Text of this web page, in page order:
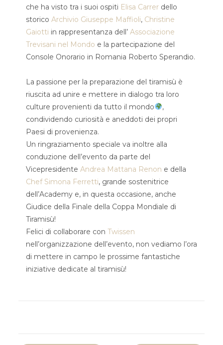
che ha visto tra i suoi ospiti Elisa Carrerdello
storico Archivio Giuseppe Maffioli, Christine
Gaiotti in rappresentanza dell’ Associazione
Trevisani nel Mondo e la partecipazione del
Console Onorario in Romania Roberto Sperandio.
La passione per la preparazione del tiramisù è
riuscita ad unire e mettere in dialogo tra loro
culture provenienti da tutto il mondo
,
condividendo curiosità e aneddoti dei propri
Paesi di provenienza.
Un ringraziamento speciale va inoltre alla
conduzione dell’evento da parte del
Vicepresidente Andrea Mattana Renon e della
Chef Simona Ferretti, grande sostenitrice
dell’Academy e, in questa occasione, anche
Giudice della Finale della Coppa Mondiale di
Tiramisù!
Felici di collaborare con Twissen
nell’organizzazione dell’evento, non vediamo l’ora
di mettere in campo le prossime fantastiche
iniziative dedicate al tiramisù!